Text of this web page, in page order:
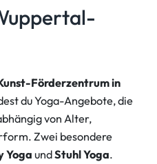
Förderzentrum in
du Yoga-Angebote, die
von Alter,
Zwei besondere
YogaundStuhl Yoga.